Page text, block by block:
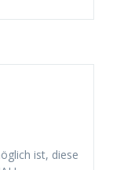
ist, diese